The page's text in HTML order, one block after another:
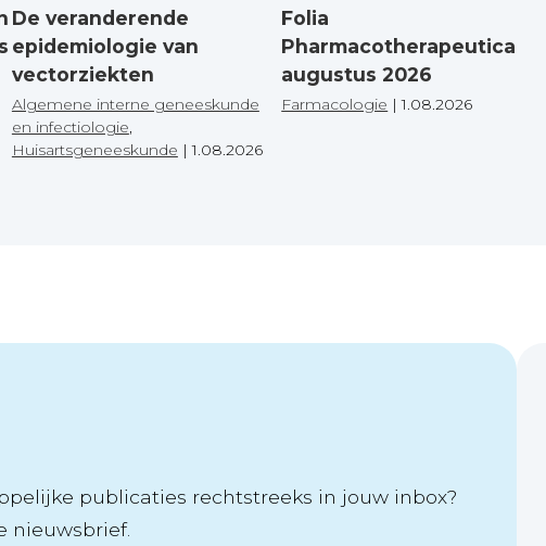
De veranderende
epidemiologie van
vectorziekten
Algemene interne geneeskunde
en infectiologie
Huisartsgeneeskunde |1.08.2026
Folia
Pharmacotherapeutica
augustus 2026
Farmacologie |1.08.2026
publicaties rechtstreeks in jouw inbox?
nieuwsbrief.